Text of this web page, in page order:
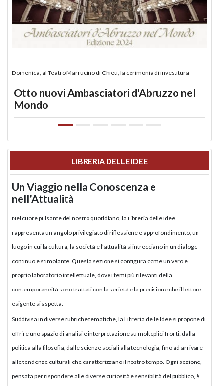
Domenica, al Teatro Marrucino di Chieti, la cerimonia di investitura
Otto nuovi Ambasciatori d'Abruzzo nel
Mondo
LIBRERIA DELLE IDEE
Un Viaggio nella Conoscenza e
nell’Attualità
Nel cuore pulsante del nostro quotidiano, la Libreria delle Idee
rappresenta un angolo privilegiato di riflessione e approfondimento, un
luogo in cui la cultura, la società e l’attualità si intrecciano in un dialogo
continuo e stimolante. Questa sezione si configura come un vero e
proprio laboratorio intellettuale, dove i temi più rilevanti della
contemporaneità sono trattati con la serietà e la precisione che il lettore
esigente si aspetta.
Suddivisa in diverse rubriche tematiche, la Libreria delle Idee si propone di
offrire uno spazio di analisi e interpretazione su molteplici fronti: dalla
politica alla filosofia, dalle scienze sociali alla tecnologia, fino ad arrivare
alle tendenze culturali che caratterizzano il nostro tempo. Ogni sezione,
pensata per rispondere alle diverse curiosità e sensibilità del pubblico, è